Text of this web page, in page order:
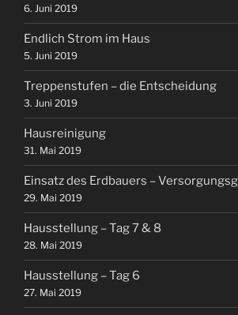
6. Juni 2019
Endlich Strom im Haus
5. Juni 2019
Treppenstufen – die Entscheidung
3. Juni 2019
Hausreinigung
31. Mai 2019
Einsatz des Erdbauers –
29. Mai 2019
Hausstellung – Tag 7 & 8
28. Mai 2019
Hausstellung – Tag 6
27. Mai 2019